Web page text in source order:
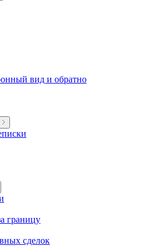
вид и обратно
границу
сделок